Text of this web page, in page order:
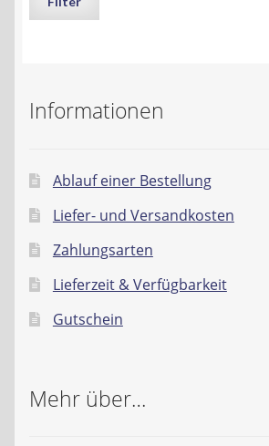
Informationen
Ablauf einer Bestellung
Liefer- und Versandkosten
Zahlungsarten
Lieferzeit & Verfügbarkeit
Gutschein
Mehr über…